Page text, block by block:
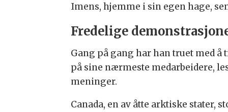
Imens, hjemme i sin egen hage,
Fredelige
Gang på gang har han truet med
på sine nærmeste medarbeidere,
meninger.
Canada, en av åtte arktiske